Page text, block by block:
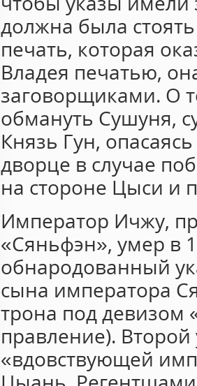
должна была
печать, которая
Владея печатью,
заговорщиками. О
обмануть Сушуня,
Князь Гун,
дворце в случае
на стороне Цыси и
Император Ичжу,
«Сяньфэн», умер в
обнародованный
сына императора
трона под девизом
правление). Второй
«вдовствующей